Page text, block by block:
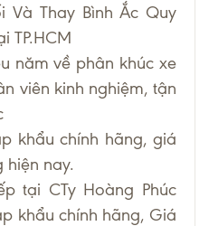
Và Thay Bình Ắc Quy
TP.HCM
năm về phân khúc xe
viên kinh nghiệm, tận
khẩu chính hãng, giá
hiện nay.
tại CTy Hoàng Phúc
khẩu chính hãng, Giá